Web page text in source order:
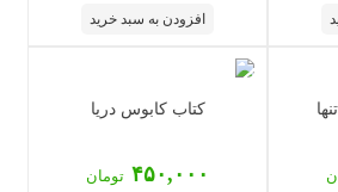
افزودن به سبد خرید
کتاب کابوس دریا
۴۵۰,۰۰۰ تومان